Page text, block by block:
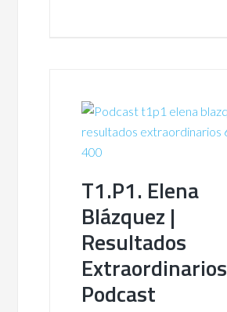
T1.P1. Elena
Blázquez |
Resultados
Extraordinarios
Podcast